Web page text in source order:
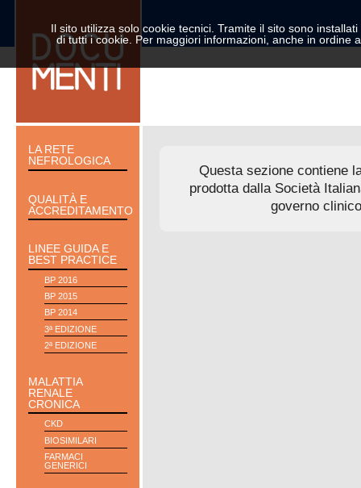
LA RETE
NEFROLOGICA
QUALITÀ E
ACCREDITAMENTO
LINEE GUIDA E
BEST PRACTICE
BP 2016
BP 2015
BP 2014
3ª EDIZIONE
2ª EDIZIONE
MALATTIA
RENALE
CRONICA
CKD
BIOSIMILARI
FARMACI
GENERICI
Questa sezione contiene
prodotta dalla Società
governo
Il sito utilizza solo cookie tecnici. Tramite il sito sono
di tutti i cookie. Per maggiori informazioni, anche in ordine